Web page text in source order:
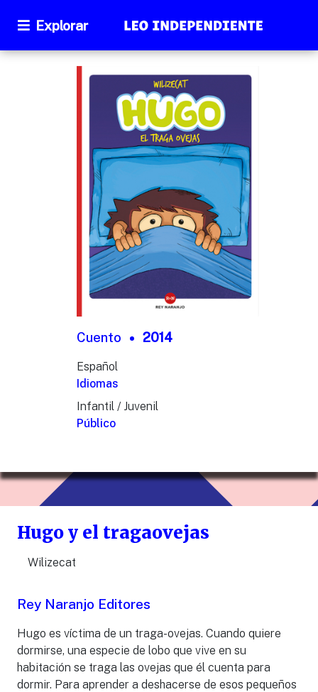
Explorar
Cuento 2014
Español
Idiomas
Infantil / Juvenil
Público
Hugo y el tragaovejas
Wilizecat
Rey Naranjo Editores
Hugo es víctima de un traga-ovejas. Cuando quiere
dormirse, una especie de lobo que vive en su
habitación se traga las ovejas que él cuenta para
dormir. Para aprender a deshacerse de esos pequeños